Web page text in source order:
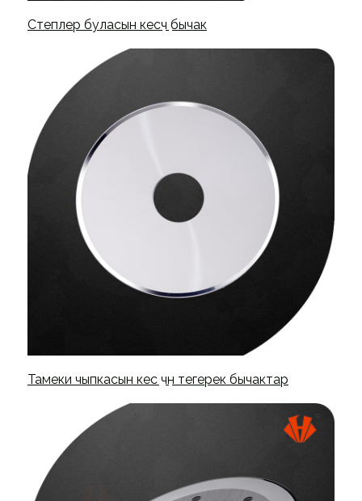
Степлер буласын кесүүчү бычак
Тамеки чыпкасын кесүү үчүн тегерек бычактар